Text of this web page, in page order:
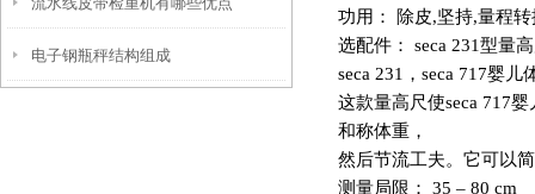
电子钢瓶秤结构组成
功用： 除皮,坚持,量程
选配件： seca 231型量
seca 231，seca 717婴儿
这款量高尺使seca 717
和称体重，
然后节流工夫。它可以
测量局限： 35 – 80 cm